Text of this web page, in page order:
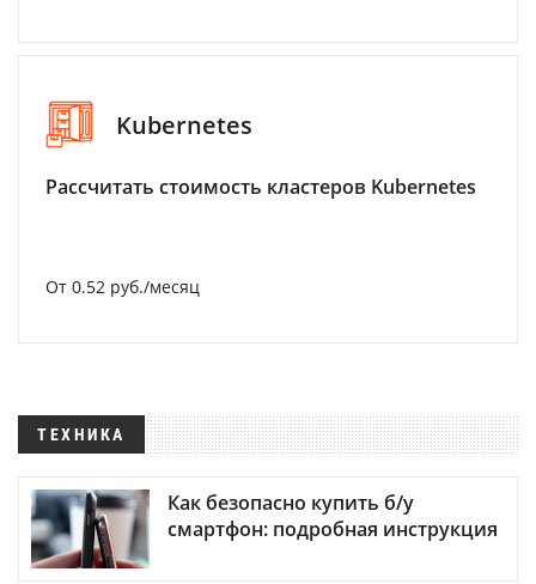
Kubernetes
Рассчитать стоимость кластеров Kubernetes
От 0.52 руб./месяц
ТЕХНИКА
Как безопасно купить б/у
смартфон: подробная инструкция